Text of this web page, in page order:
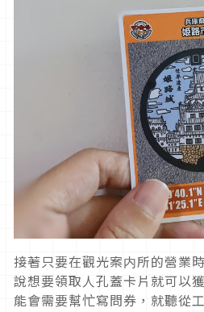
接著只要在觀光案内所的營業
說想要領取人孔蓋卡片就可以
能會需要幫忙寫問券，就聽從